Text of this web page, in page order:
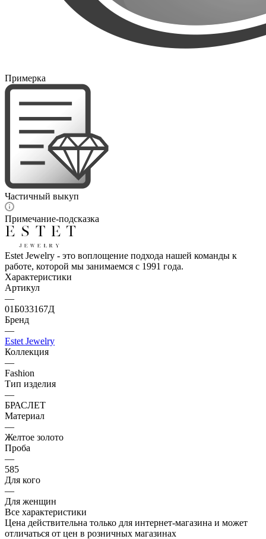
Примерка
Частичный выкуп
Примечание-подсказка
Estet Jewelry - это воплощение подхода нашей команды к
работе, которой мы занимаемся с 1991 года.
Характеристики
Артикул
—
01Б033167Д
Бренд
—
Estet Jewelry
Коллекция
—
Fashion
Тип изделия
—
БРАСЛЕТ
Материал
—
Желтое золото
Проба
—
585
Для кого
—
Для женщин
Все характеристики
Цена действительна только для интернет-магазина и может
отличаться от цен в розничных магазинах